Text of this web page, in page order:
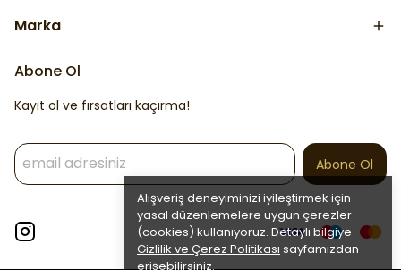
Alışveriş deneyiminizi iyileştirmek için
yasal düzenlemelere uygun çerezler
(cookies) kullanıyoruz. Detaylı bilgiye
Gizlilik ve Çerez Politikası sayfamızdan
erişebilirsiniz.
Marka
Abone Ol
Kayıt ol ve fırsatları kaçırma!
Abone Ol